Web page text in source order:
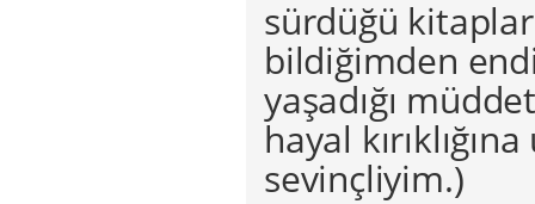
sürdüğü
bildiğimden
yaşadığı
hayal
sevinçliyim.)